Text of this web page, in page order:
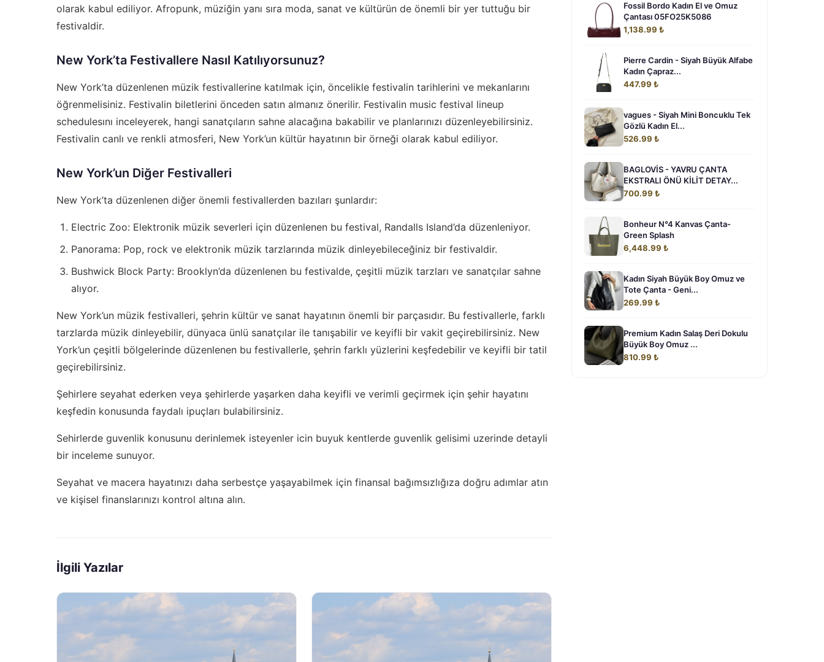
olarak kabul ediliyor. Afropunk, müziğin yanı sıra moda, sanat ve kültürün de önemli bir yer tuttuğu bir
festivaldir.
New York’ta Festivallere Nasıl Katılıyorsunuz?
New York’ta düzenlenen müzik festivallerine katılmak için, öncelikle festivalin tarihlerini ve mekanlarını
öğrenmelisiniz. Festivalin biletlerini önceden satın almanız önerilir. Festivalin music festival lineup
schedulesını inceleyerek, hangi sanatçıların sahne alacağına bakabilir ve planlarınızı düzenleyebilirsiniz.
Festivalin canlı ve renkli atmosferi, New York’un kültür hayatının bir örneği olarak kabul ediliyor.
New York’un Diğer Festivalleri
New York’ta düzenlenen diğer önemli festivallerden bazıları şunlardır:
Electric Zoo: Elektronik müzik severleri için düzenlenen bu festival, Randalls Island’da düzenleniyor.
Panorama: Pop, rock ve elektronik müzik tarzlarında müzik dinleyebileceğiniz bir festivaldir.
Bushwick Block Party: Brooklyn’da düzenlenen bu festivalde, çeşitli müzik tarzları ve sanatçılar sahne
alıyor.
New York’un müzik festivalleri, şehrin kültür ve sanat hayatının önemli bir parçasıdır. Bu festivallerle, farklı
tarzlarda müzik dinleyebilir, dünyaca ünlü sanatçılar ile tanışabilir ve keyifli bir vakit geçirebilirsiniz. New
York’un çeşitli bölgelerinde düzenlenen bu festivallerle, şehrin farklı yüzlerini keşfedebilir ve keyifli bir tatil
geçirebilirsiniz.
Şehirlere seyahat ederken veya şehirlerde yaşarken daha keyifli ve verimli geçirmek için şehir hayatını
keşfedin konusunda faydalı ipuçları bulabilirsiniz.
Sehirlerde guvenlik konusunu derinlemek isteyenler icin buyuk kentlerde guvenlik gelisimi uzerinde detayli
bir inceleme sunuyor.
Seyahat ve macera hayatınızı daha serbestçe yaşayabilmek için finansal bağımsızlığıza doğru adımlar atın
ve kişisel finanslarınızı kontrol altına alın.
İlgili Yazılar
Fossil Bordo Kadın El ve Omuz
Çantası 05FO25K5086
1,138.99 ₺
Pierre Cardin - Siyah Büyük Alfabe
Kadın Çapraz...
447.99 ₺
vagues - Siyah Mini Boncuklu Tek
Gözlü Kadın El...
526.99 ₺
BAGLOVİS - YAVRU ÇANTA
EKSTRALI ÖNÜ KİLİT DETAY...
700.99 ₺
Bonheur N°4 Kanvas Çanta-
Green Splash
6,448.99 ₺
Kadın Siyah Büyük Boy Omuz ve
Tote Çanta - Geni...
269.99 ₺
Premium Kadın Salaş Deri Dokulu
Büyük Boy Omuz ...
810.99 ₺